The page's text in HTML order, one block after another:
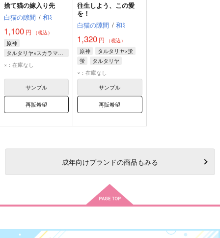
捨て猫の嫁入り先
白猫の隙間 / 和ﾐ
1,100 円 （税込）
原神
タルタリヤ×スカラマシュ
タルタリヤ
×：在庫なし
サンプル
再販希望
往生しよう、この愛
を！
白猫の隙間 / 和ﾐ
1,320 円 （税込）
原神
タルタリヤ×蛍
蛍
タルタリヤ
×：在庫なし
サンプル
再販希望
成年向けブランドの商品もみる